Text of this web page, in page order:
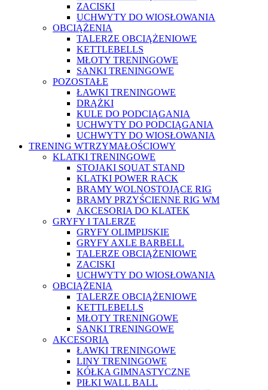
ZACISKI
UCHWYTY DO WIOSŁOWANIA
OBCIĄŻENIA
TALERZE OBCIĄŻENIOWE
KETTLEBELLS
MŁOTY TRENINGOWE
SANKI TRENINGOWE
POZOSTAŁE
ŁAWKI TRENINGOWE
DRĄŻKI
KULE DO PODCIĄGANIA
UCHWYTY DO PODCIĄGANIA
UCHWYTY DO WIOSŁOWANIA
TRENING WTRZYMAŁOŚCIOWY
KLATKI TRENINGOWE
STOJAKI SQUAT STAND
KLATKI POWER RACK
BRAMY WOLNOSTOJĄCE RIG
BRAMY PRZYŚCIENNE RIG WM
AKCESORIA DO KLATEK
GRYFY I TALERZE
GRYFY OLIMPIJSKIE
GRYFY AXLE BARBELL
TALERZE OBCIĄŻENIOWE
ZACISKI
UCHWYTY DO WIOSŁOWANIA
OBCIĄŻENIA
TALERZE OBCIĄŻENIOWE
KETTLEBELLS
MŁOTY TRENINGOWE
SANKI TRENINGOWE
AKCESORIA
ŁAWKI TRENINGOWE
LINY TRENINGOWE
KÓŁKA GIMNASTYCZNE
PIŁKI WALL BALL